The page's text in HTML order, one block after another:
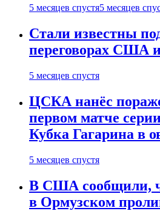
5 месяцев спустя5 месяцев
Стали известны
переговорах США
5 месяцев спустя
ЦСКА нанёс
первом матче
Кубка Гагарина в
5 месяцев спустя
В США сообщили,
в Ормузском